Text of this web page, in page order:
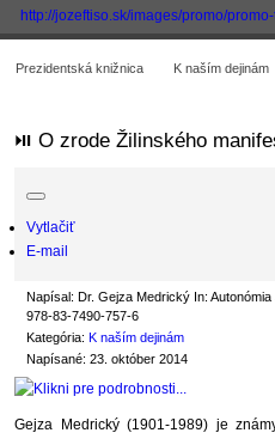
http://jozeftiso.sk/images/promo/
Prezidentská knižnica K naším dejinám
⏯ O zrode Žilinského
Vytlačiť
E-mail
Napísal:Dr. Gejza Medrický In:
978-83-7490-757-6
Kategória:K naším dejinám
Napísané: 23. október 2014
Gejza Medrický (1901-1989) je